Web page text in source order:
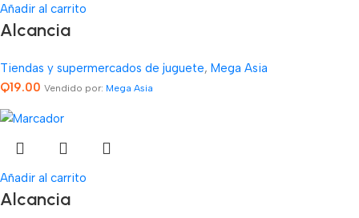
Añadir al carrito
Alcancia
Tiendas y supermercados de juguete, Mega Asia
Q19.00 Vendido por: Mega Asia
Añadir al carrito
Alcancia